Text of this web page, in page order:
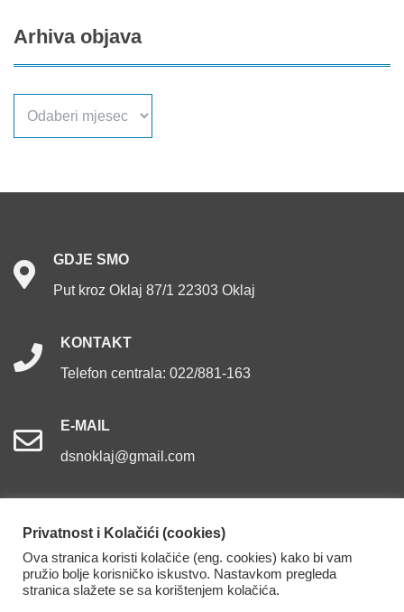
Arhiva objava
GDJE SMO
Put kroz Oklaj 87/1 22303 Oklaj
KONTAKT
Telefon centrala: 022/881-163
E-MAIL
dsnoklaj@gmail.com
Dom za starije osobe Oklaj. Sva prava pridržana.
Izjava o pristupačnosti
Privatnost i Kolačići (cookies)
Ova stranica koristi kolačiće (eng. cookies) kako bi vam
pružio bolje korisničko iskustvo. Nastavkom pregleda
stranica slažete se sa korištenjem kolačića.